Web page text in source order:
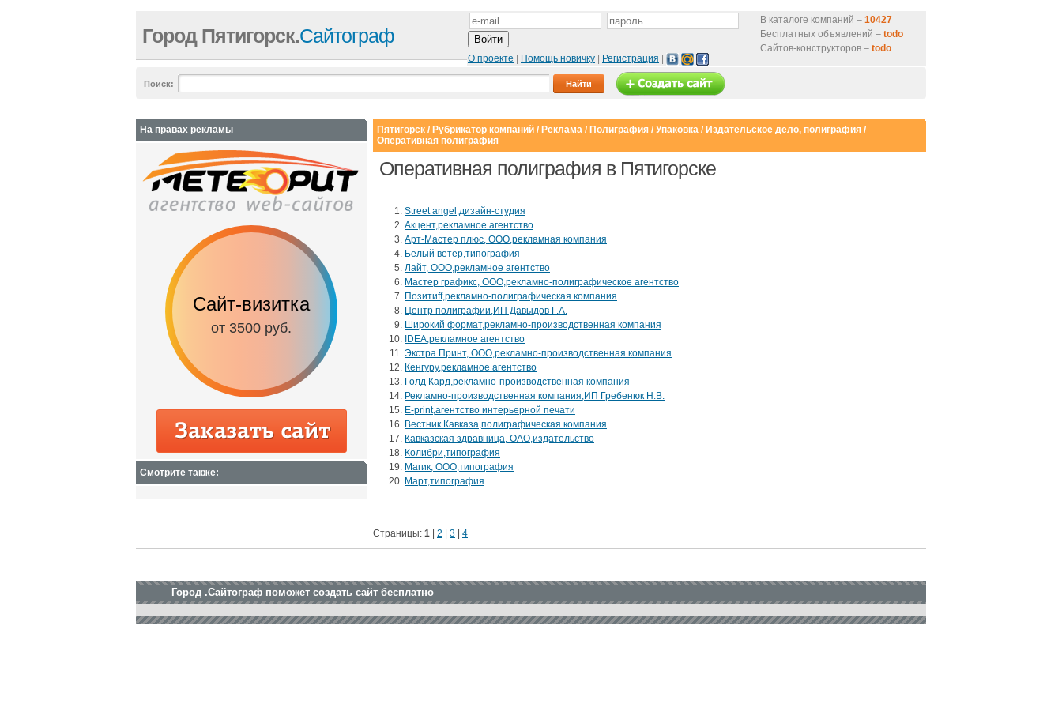
В каталоге компаний – 10427
Бесплатных объявлений – todo
Сайтов-конструкторов – todo
О проекте
Помощь новичку Регистрация
Город Пятигорск.Сайтограф
Поиск:
Пятигорск / Рубрикатор компаний / Реклама / Полиграфия / Упаковка / Издательское дело, полиграфия /
Оперативная полиграфия
Оперативная полиграфия в Пятигорске
Street angel,дизайн-студия
Акцент,рекламное агентство
Арт-Мастер плюс, ООО,рекламная компания
Белый ветер,типография
Лайт, ООО,рекламное агентство
Мастер графикс, ООО,рекламно-полиграфическое агентство
Позитиff,рекламно-полиграфическая компания
Центр полиграфии,ИП Давыдов Г.А.
Широкий формат,рекламно-производственная компания
IDEA,рекламное агентство
Экстра Принт, ООО,рекламно-производственная компания
Кенгуру,рекламное агентство
Голд Кард,рекламно-производственная компания
Рекламно-производственная компания,ИП Гребенюк Н.В.
E-print,агентство интерьерной печати
Вестник Кавказа,полиграфическая компания
Кавказская здравница, ОАО,издательство
Колибри,типография
Магик, ООО,типография
Март,типография
Страницы: 1 2 3 4
На правах рекламы
Сайт-визитка
от 3500 руб.
Сайт с каталогом
от 6500 руб.
Корпоративный
сайт
Смотрите также:
Город .Сайтограф поможет создать сайт бесплатно